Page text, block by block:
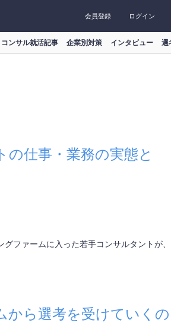
会員登録 ログイン
コンサル就活記事 企業別対策 インタビュー 選
の仕事・業務の実態と
ファームに入った若手コンサルタントが、
から選考を受けていくの